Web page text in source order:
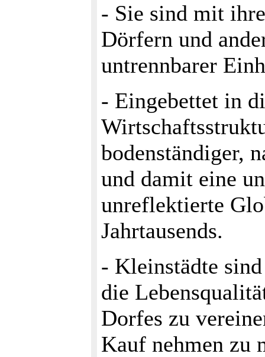
- Sie sind mit
Dörfern und
untrennbarer
- Eingebettet in
bodenständiger,
und damit ei­ne
unreflektierte
Jahrtausends.
- Kleinstädte
die
Dorfes zu
Kauf nehmen zu